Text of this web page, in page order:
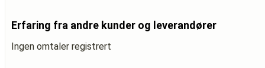
Erfaring fra andre kunder og leverandører
Ingen omtaler registrert